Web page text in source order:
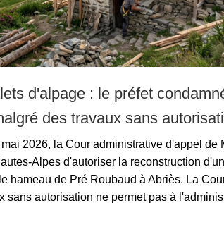
d'alpage : le préfet
des travaux sans
2026, la Cour administrative d'appel de
Alpes d'autoriser la reconstruction
hameau de Pré Roubaud à Abriès. La
sans autorisation ne permet pas à